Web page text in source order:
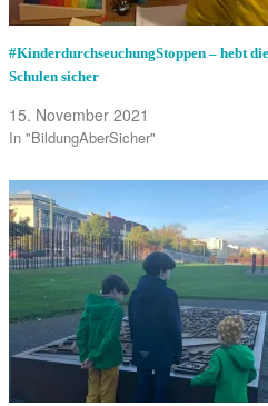
#KinderdurchseuchungStoppen – hebt
Schulen sicher
15. November 2021
In "BildungAberSicher"